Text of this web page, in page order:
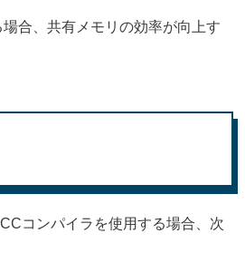
合、共有メモリの効率が向上す
コンパイラを使用する場合、次